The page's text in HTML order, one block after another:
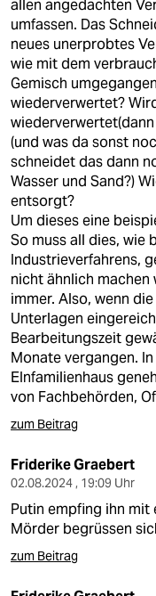
allen angedachten
umfassen. Das
neues unerprobtes
wie mit dem
Gemisch
wiederverwertet?
(und was da sonst
schneidet das dann
Wasser und Sand?)
entsorgt?
Um dieses eine
So muss all dies, wie
Industrieverfahrens,
nicht ähnlich
immer. Also, wenn
Unterlagen
Bearbeitungszeit
Monate vergangen.
EInfamilienhaus
von Fachbehörden,
zum Beitrag
Friderike Graebert
02.08.2024 , 19:09 Uhr
Putin empfing ihn mit
Mörder begrüssen
zum Beitrag